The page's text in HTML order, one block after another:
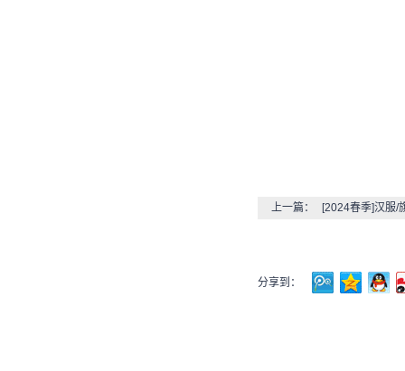
上一篇： [2024春季]汉服/
分享到：